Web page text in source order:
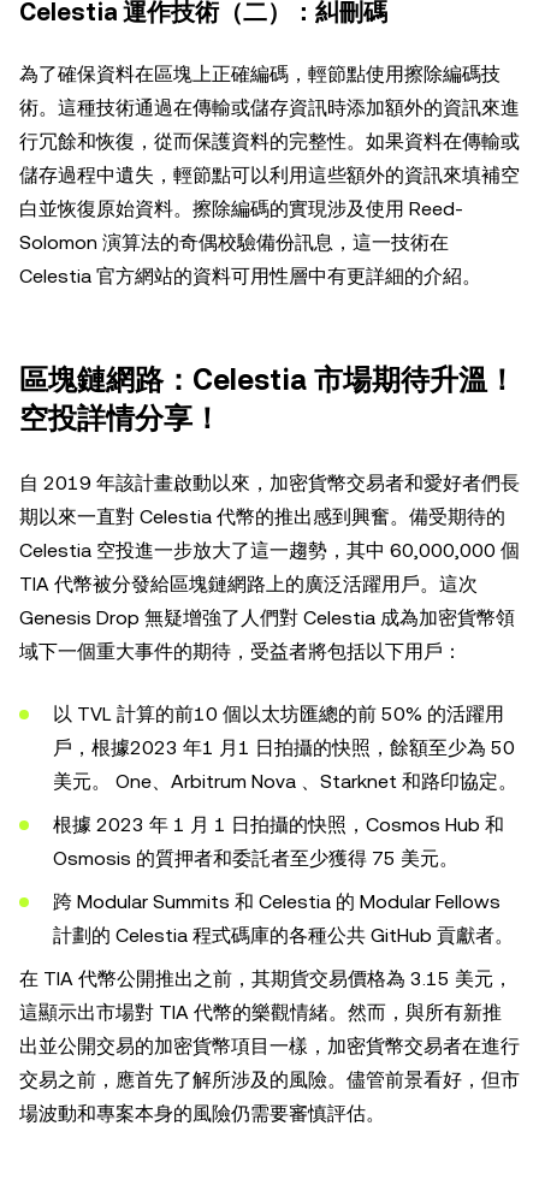
Celestia 運作技術（二）：糾刪碼
為了確保資料在區塊上正確編碼，輕節點使用擦除編碼技
術。這種技術通過在傳輸或儲存資訊時添加額外的資訊來進
行冗餘和恢復，從而保護資料的完整性。如果資料在傳輸或
儲存過程中遺失，輕節點可以利用這些額外的資訊來填補空
白並恢復原始資料。擦除編碼的實現涉及使用 Reed-
Solomon 演算法的奇偶校驗備份訊息，這一技術在
Celestia 官方網站的資料可用性層中有更詳細的介紹。
區塊鏈網路：Celestia 市場期待升溫！
空投詳情分享！
自 2019 年該計畫啟動以來，加密貨幣交易者和愛好者們長
期以來一直對 Celestia 代幣的推出感到興奮。備受期待的
Celestia 空投進一步放大了這一趨勢，其中 60,000,000 個
TIA 代幣被分發給區塊鏈網路上的廣泛活躍用戶。這次
Genesis Drop 無疑增強了人們對 Celestia 成為加密貨幣領
域下一個重大事件的期待，受益者將包括以下用戶：
以 TVL 計算的前10 個以太坊匯總的前 50% 的活躍用
戶，根據2023 年1 月1 日拍攝的快照，餘額至少為 50
美元。 One、Arbitrum Nova 、Starknet 和路印協定。
根據 2023 年 1 月 1 日拍攝的快照，Cosmos Hub 和
Osmosis 的質押者和委託者至少獲得 75 美元。
跨 Modular Summits 和 Celestia 的 Modular Fellows
計劃的 Celestia 程式碼庫的各種公共 GitHub 貢獻者。
在 TIA 代幣公開推出之前，其期貨交易價格為 3.15 美元，
這顯示出市場對 TIA 代幣的樂觀情緒。然而，與所有新推
出並公開交易的加密貨幣項目一樣，加密貨幣交易者在進行
交易之前，應首先了解所涉及的風險。儘管前景看好，但市
場波動和專案本身的風險仍需要審慎評估。